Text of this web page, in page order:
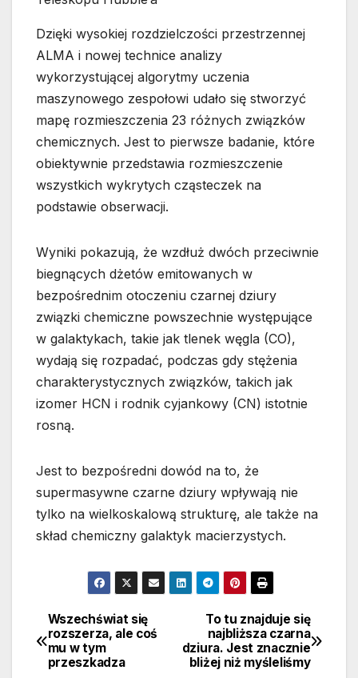
Dzięki wysokiej rozdzielczości przestrzennej
ALMA i nowej technice analizy
wykorzystującej algorytmy uczenia
maszynowego zespołowi udało się stworzyć
mapę rozmieszczenia 23 różnych związków
chemicznych. Jest to pierwsze badanie, które
obiektywnie przedstawia rozmieszczenie
wszystkich wykrytych cząsteczek na
podstawie obserwacji.
Wyniki pokazują, że wzdłuż dwóch przeciwnie
biegnących dżetów emitowanych w
bezpośrednim otoczeniu czarnej dziury
związki chemiczne powszechnie występujące
w galaktykach, takie jak tlenek węgla (CO),
wydają się rozpadać, podczas gdy stężenia
charakterystycznych związków, takich jak
izomer HCN i rodnik cyjankowy (CN) istotnie
rosną.
Jest to bezpośredni dowód na to, że
supermasywne czarne dziury wpływają nie
tylko na wielkoskalową strukturę, ale także na
skład chemiczny galaktyk macierzystych.
Nawigacja
wpisu
To tu znajduje się
najbliższa czarna
dziura. Jest znacznie
bliżej niż myśleliśmy
Wszechświat się
rozszerza, ale coś
mu w tym
przeszkadza